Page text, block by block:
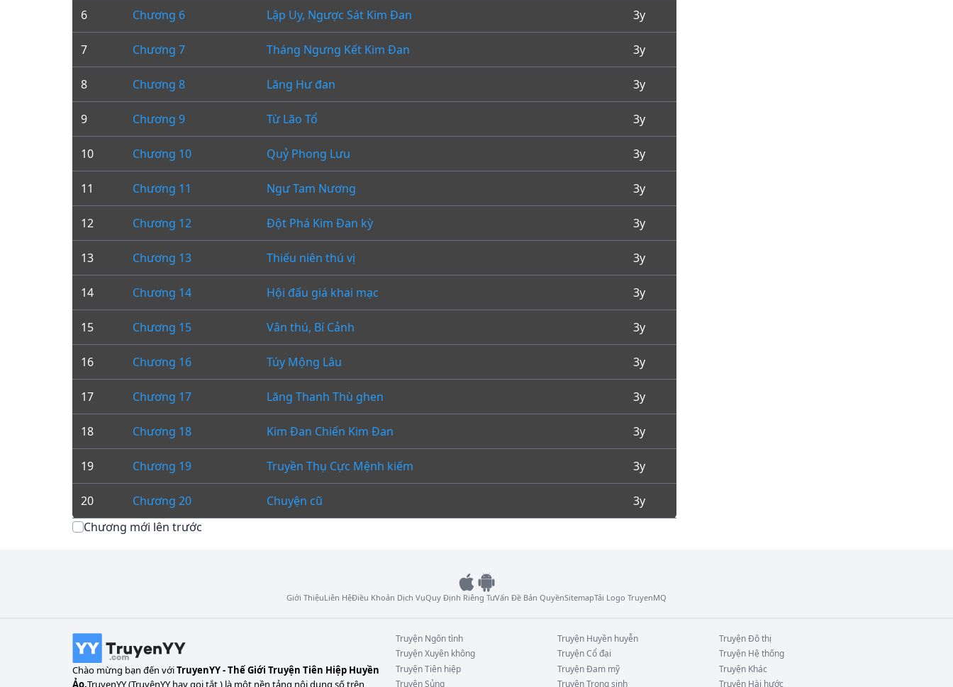
6 Chương 6 Lập Uy, Ngược Sát Kim Đan 3y
7 Chương 7 Tháng Ngưng Kết Kim Đan 3y
8 Chương 8 Lăng Hư đan 3y
9 Chương 9 Từ Lão Tổ 3y
10 Chương 10 Quỷ Phong Lưu 3y
11 Chương 11 Ngư Tam Nương 3y
12 Chương 12 Đột Phá Kim Đan kỳ 3y
13 Chương 13 Thiếu niên thú vị 3y
14 Chương 14 Hội đấu giá khai mạc 3y
15 Chương 15 Vân thú, Bí Cảnh 3y
16 Chương 16 Túy Mộng Lâu 3y
17 Chương 17 Lăng Thanh Thù ghen 3y
18 Chương 18 Kim Đan Chiến Kim Đan 3y
19 Chương 19 Truyền Thụ Cực Mệnh kiếm 3y
20 Chương 20 Chuyện cũ
3y
Chương mới lên trước
Giới ThiệuLiên HệĐiều Khoản Dịch VụQuy Định Riêng TưVấn Đề Bản QuyềnSitemapTải Logo TruyenMQ
Chào mừng bạn đến vớiTruyenYY - Thế Giới Truyện Tiên Hiệp Huyền
Ảo.TruyenYY (TruyệnYY hay gọi tắt ) là một nền tảng nội dung số trên
Truyện Ngôn tình Truyện Huyền huyễn TruyệnĐô thị
TruyệnXuyên không TruyệnCổ đại Truyện Hệ thống
TruyệnTiên hiệp TruyệnĐam mỹ Truyện Khác
TruyệnSủng TruyệnTrọng sinh Truyện Hài hước